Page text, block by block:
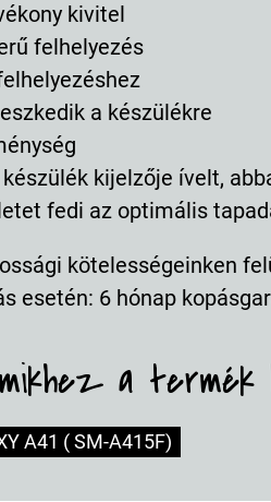
kivitel
felhelyezés
a készülékre
kijelzője ívelt,
fedi az optimális
kötelességeinken
esetén: 6 hónap
a termék
A41 ( SM-A415F)